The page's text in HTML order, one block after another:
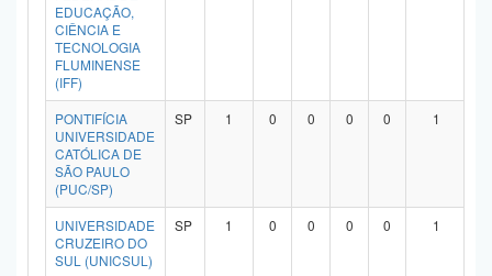
EDUCAÇÃO,
CIÊNCIA E
TECNOLOGIA
FLUMINENSE
(IFF)
PONTIFÍCIA
UNIVERSIDADE
CATÓLICA DE
SÃO PAULO
(PUC/SP)
SP 1 0 0 0 0 1
UNIVERSIDADE
CRUZEIRO DO
SUL (UNICSUL)
SP 1 0 0 0 0 1